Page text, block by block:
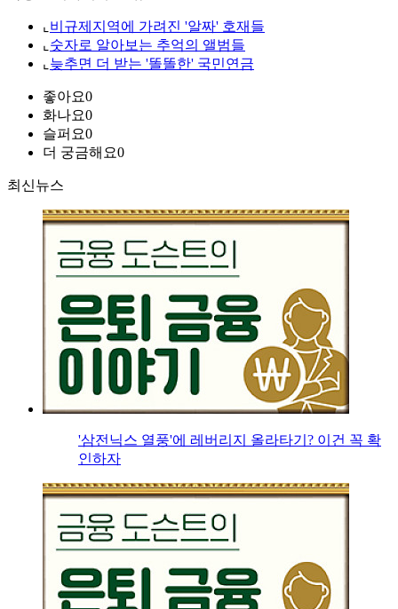
⌞ 비규제지역에 가려진 '알짜' 호재들
⌞ 숫자로 알아보는 추억의 앨범들
⌞ 늦추면 더 받는 '똘똘한' 국민연금
좋아요0
화나요0
슬퍼요0
더 궁금해요0
최신뉴스
'삼전닉스 열풍'에 레버리지 올라타기? 이건 꼭 확
인하자